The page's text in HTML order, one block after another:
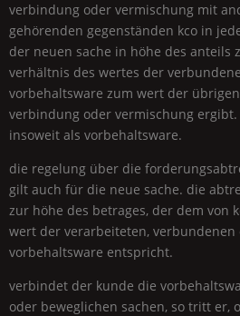
verbindung oder vermischung mit
gehörenden gegenständen kco in
der neuen sache in höhe des anteils
verhältnis des wertes der
vorbehaltsware zum wert der
verbindung oder vermischung
insoweit als vorbehaltsware.
die regelung über die
gilt auch für die neue sache. die
zur höhe des betrages, der dem von
wert der verarbeiteten, verbundenen
vorbehaltsware entspricht.
verbindet der kunde die
oder beweglichen sachen, so tritt er,